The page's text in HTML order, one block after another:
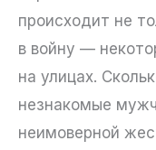
происходит не
в войну —
на улицах.
незнакомые
неимоверной